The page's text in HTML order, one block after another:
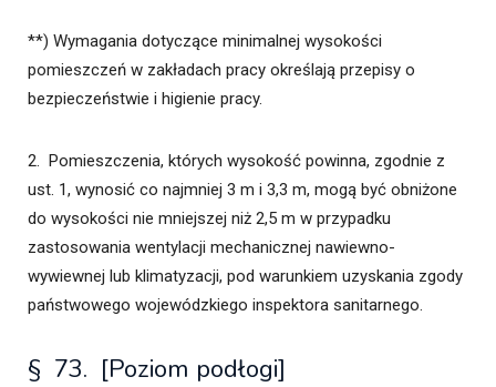
**) Wymagania dotyczące minimalnej wysokości
pomieszczeń w zakładach pracy określają przepisy o
bezpieczeństwie i higienie pracy.
2. Pomieszczenia, których wysokość powinna, zgodnie z
ust. 1, wynosić co najmniej 3 m i 3,3 m, mogą być obniżone
do wysokości nie mniejszej niż 2,5 m w przypadku
zastosowania wentylacji mechanicznej nawiewno-
wywiewnej lub klimatyzacji, pod warunkiem uzyskania zgody
państwowego wojewódzkiego inspektora sanitarnego.
§ 73. [Poziom podłogi]